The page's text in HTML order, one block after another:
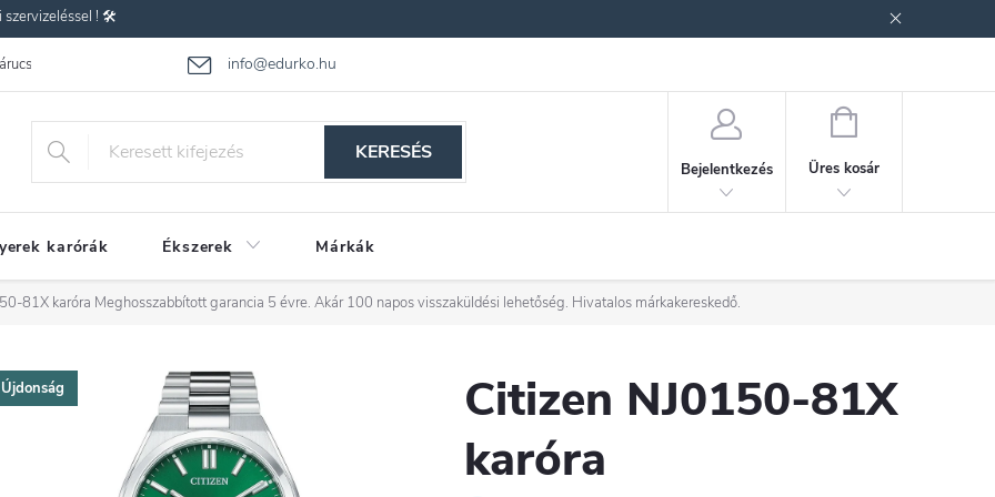
szervizeléssel ! 🛠️
info@edurko.hu
Gyakran ismételt kérdések
KERESÉS
Bejelentkezés
KOSÁR
Üres kosár
karórák Ékszerek Márkák
81X karóra Meghosszabbított garancia 5 évre. Akár 100 napos visszaküldési lehetőség. Hivatalos márkakereskedő.
Újdonság
Citizen NJ0150-81X
karóra